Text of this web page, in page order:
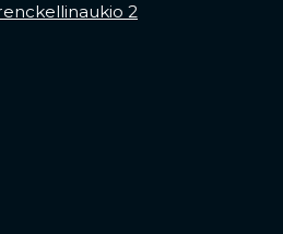
2
a new tab)
in a new tab)